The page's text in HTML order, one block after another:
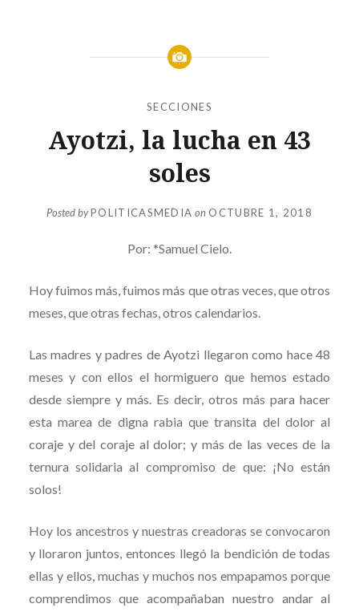
SECCIONES
Ayotzi, la lucha en 43
soles
Posted byPOLITICASMEDIA on OCTUBRE 1, 2018
Por: *Samuel Cielo.
Hoy fuimos más, fuimos más que otras veces, que otros
meses, que otras fechas, otros calendarios.
Las madres y padres de Ayotzi llegaron como hace 48
meses y con ellos el hormiguero que hemos estado
desde siempre y más. Es decir, otros más para hacer
esta marea de digna rabia que transita del dolor al
coraje y del coraje al dolor; y más de las veces de la
ternura solidaria al compromiso de que: ¡No están
solos!
Hoy los ancestros y nuestras creadoras se convocaron
y lloraron juntos, entonces llegó la bendición de todas
ellas y ellos, muchas y muchos nos empapamos porque
comprendimos que acompañaban nuestro andar al